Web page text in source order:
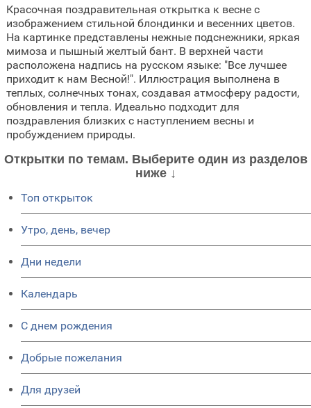
Красочная поздравительная открытка к весне с
изображением стильной блондинки и весенних цветов.
На картинке представлены нежные подснежники, яркая
мимоза и пышный желтый бант. В верхней части
расположена надпись на русском языке: "Все лучшее
приходит к нам Весной!". Иллюстрация выполнена в
теплых, солнечных тонах, создавая атмосферу радости,
обновления и тепла. Идеально подходит для
поздравления близких с наступлением весны и
пробуждением природы.
Открытки по темам. Выберите один из разделов
ниже ↓
Топ открыток
Утро, день, вечер
Дни недели
Календарь
C днем рождения
Добрые пожелания
Для друзей